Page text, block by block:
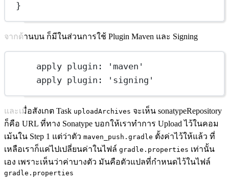
}
จากด้านบน ก็มีในส่วนการใช้ Plugin Maven และ Signing
apply plugin: 'maven'
apply plugin: 'signing'
และเมื่อสังเกต Task uploadArchives จะเห็น sonatypeRepository
ก็คือ URL ที่ทาง Sonatype บอกให้เราทำการ Upload ไว้ในคอม
เม้นใน Step 1 แต่ว่าตัว maven_push.gradle ตั้งค่าไว้ให้แล้ว ที่
เหลือเราก็แค่ไปเปลี่ยนค่าในไฟล์ gradle.properties เท่านั้น
เอง เพราะเห็นว่าค่าบางตัว มันคือตัวแปลที่กำหนดไว้ในไฟล์
gradle.properties